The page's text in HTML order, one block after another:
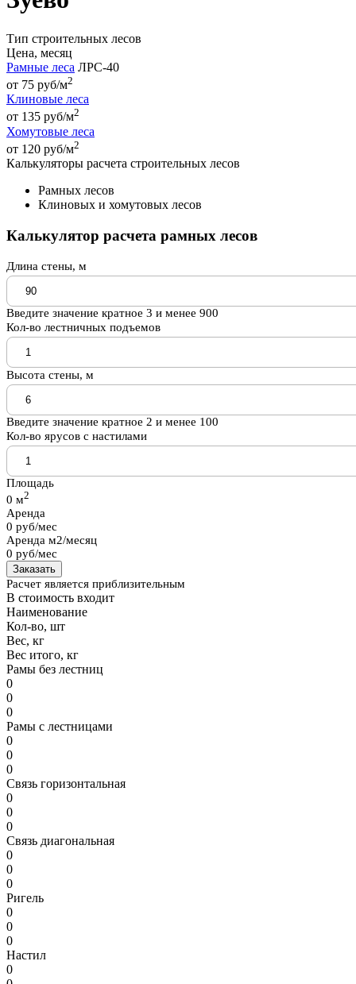
Тип строительных лесов
Цена, месяц
Рамные леса ЛРС-40
от 75 руб/м2
Клиновые леса
от 135 руб/м2
Хомутовые леса
от 120 руб/м2
Калькуляторы расчета строительных лесов
Рамных лесов
Клиновых и хомутовых лесов
Калькулятор расчета рамных лесов
Длина стены, м
Введите значение кратное 3 и менее 900
Кол-во лестничных подъемов
Высота стены, м
Введите значение кратное 2 и менее 100
Кол-во ярусов с настилами
Площадь
0 м2
Аренда
0 руб/мес
Аренда м2/месяц
0 руб/мес
Заказать
Расчет является приблизительным
В стоимость входит
Наименование
Кол-во, шт
Вес, кг
Вес итого, кг
Рамы без лестниц
0
0
0
Рамы с лестницами
0
0
0
Связь горизонтальная
0
0
0
Связь диагональная
0
0
0
Ригель
0
0
0
Настил
0